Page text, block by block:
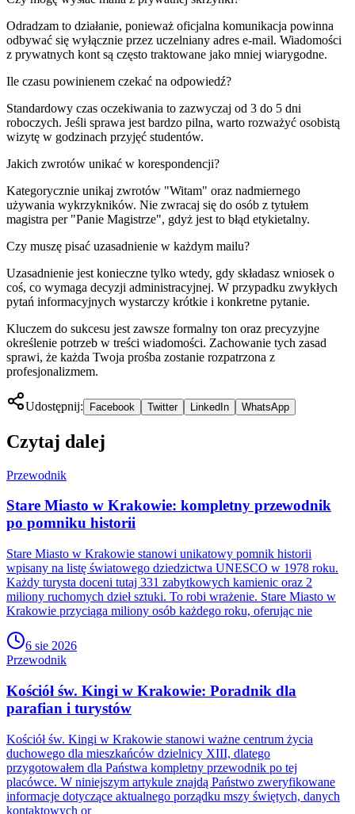
Odradzam to działanie, ponieważ oficjalna komunikacja powinna
odbywać się wyłącznie przez uczelniany adres e-mail. Wiadomości
z prywatnych kont są często traktowane jako mniej wiarygodne.
Ile czasu powinienem czekać na odpowiedź?
Standardowy czas oczekiwania to zazwyczaj od 3 do 5 dni
roboczych. Jeśli sprawa jest bardzo pilna, warto rozważyć osobistą
wizytę w godzinach przyjęć studentów.
Jakich zwrotów unikać w korespondencji?
Kategorycznie unikaj zwrotów "Witam" oraz nadmiernego
używania wykrzykników. Nie zwracaj się do osób z tytułem
magistra per "Panie Magistrze", gdyż jest to błąd etykietalny.
Czy muszę pisać uzasadnienie w każdym mailu?
Uzasadnienie jest konieczne tylko wtedy, gdy składasz wniosek o
coś, co wymaga decyzji administracyjnej. W przypadku zwykłych
pytań informacyjnych wystarczy krótkie i konkretne pytanie.
Kluczem do sukcesu jest zawsze formalny ton oraz precyzyjne
określenie potrzeb w treści wiadomości. Zachowanie tych zasad
sprawi, że każda Twoja prośba zostanie rozpatrzona z
profesjonalizmem.
Udostępnij: Facebook Twitter LinkedIn WhatsApp
Czytaj dalej
Przewodnik
Stare Miasto w Krakowie: kompletny przewodnik
po pomniku historii
Stare Miasto w Krakowie stanowi unikatowy pomnik historii
wpisany na listę światowego dziedzictwa UNESCO w 1978 roku.
Każdy turysta doceni tutaj 331 zabytkowych kamienic oraz 2
miliony ruchomych dzieł sztuki. To robi wrażenie. Stare Miasto w
Krakowie przyciąga miliony osób każdego roku, oferując nie
6 sie 2026
Przewodnik
Kościół św. Kingi w Krakowie: Poradnik dla
parafian i turystów
Kościół św. Kingi w Krakowie stanowi ważne centrum życia
duchowego dla mieszkańców dzielnicy XIII, dlatego
przygotowałem dla Państwa kompletny przewodnik po tej
placówce. W niniejszym artykule znajdą Państwo zweryfikowane
informacje dotyczące aktualnego porządku mszy świętych, danych
kontaktowych or